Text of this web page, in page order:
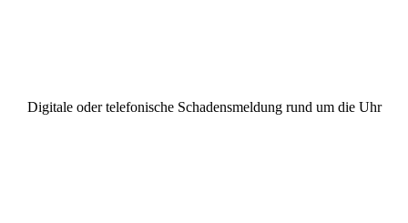
Digitale oder telefonische Schadensmeldung rund um die Uhr